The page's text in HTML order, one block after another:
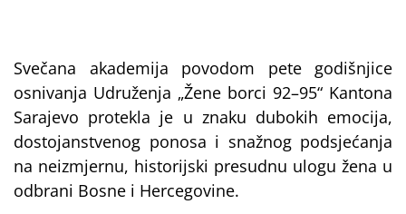
Svečana akademija povodom pete godišnjice
osnivanja Udruženja „Žene borci 92–95“ Kantona
Sarajevo protekla je u znaku dubokih emocija,
dostojanstvenog ponosa i snažnog podsjećanja
na neizmjernu, historijski presudnu ulogu žena u
odbrani Bosne i Hercegovine.